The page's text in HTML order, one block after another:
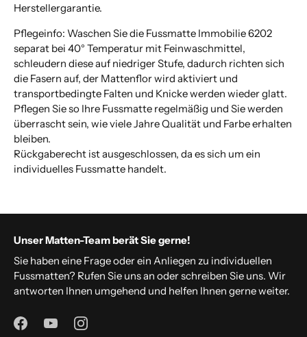
Herstellergarantie.
Pflegeinfo: Waschen Sie die Fussmatte Immobilie 6202
separat bei 40° Temperatur mit Feinwaschmittel,
schleudern diese auf niedriger Stufe, dadurch richten sich
die Fasern auf, der Mattenflor wird aktiviert und
transportbedingte Falten und Knicke werden wieder glatt.
Pflegen Sie so Ihre Fussmatte regelmäßig und Sie werden
überrascht sein, wie viele Jahre Qualität und Farbe erhalten
bleiben.
Rückgaberecht ist ausgeschlossen, da es sich um ein
individuelles Fussmatte handelt.
Unser Matten-Team berät Sie gerne!
Sie haben eine Frage oder ein Anliegen zu individuellen
Fussmatten? Rufen Sie uns an oder schreiben Sie uns. Wir
antworten Ihnen umgehend und helfen Ihnen gerne weiter.